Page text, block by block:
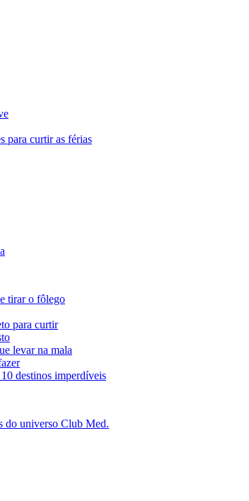
para curtir as férias
tirar o fôlego
para curtir
levar na mala
destinos imperdíveis
do universo Club Med.